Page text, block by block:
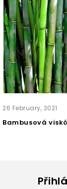
26 February, 2021
Bambusová